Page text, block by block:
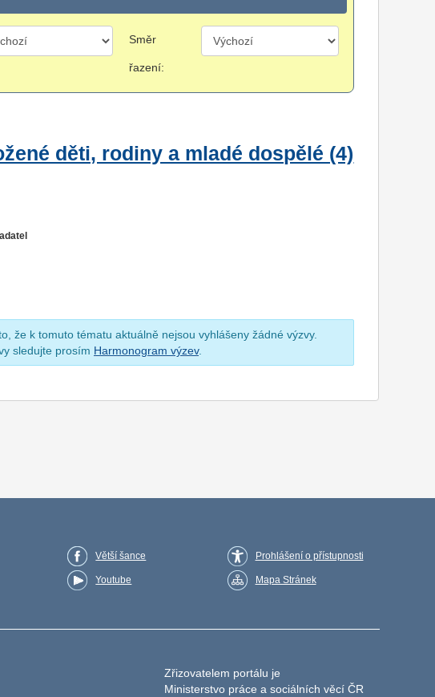
Směr
řazení:
děti, rodiny a mladé dospělé (4)
že k tomuto tématu aktuálně nejsou vyhlášeny žádné výzvy.
sledujte prosím Harmonogram výzev.
Větší šance
Youtube
Prohlášení o přístupnosti
Mapa Stránek
Zřizovatelem portálu je
Ministerstvo práce a sociálních věcí ČR